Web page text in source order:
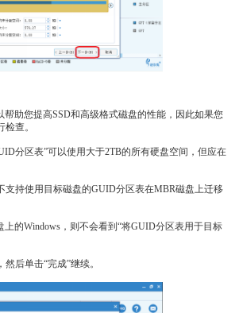
助您提高SSD和高级格式磁盘的性能，因此如果您
查。
分区表”可以使用大于2TB的所有硬盘空间，但应在
持使用目标磁盘的GUID分区表在MBR磁盘上迁移
上的Windows，则不会看到“将GUID分区表用于目标
后单击“完成”继续。